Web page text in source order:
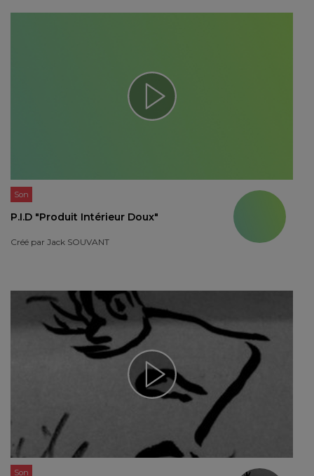
Son
P.I.D "Produit Intérieur Doux"
Créé par Jack SOUVANT
Son